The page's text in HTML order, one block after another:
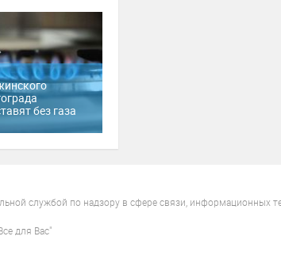
без газа
службой по надзору в сфере связи, информационных
для Вас"